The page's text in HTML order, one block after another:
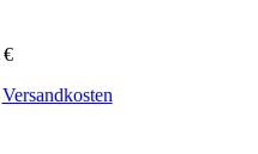
€
Versandkosten